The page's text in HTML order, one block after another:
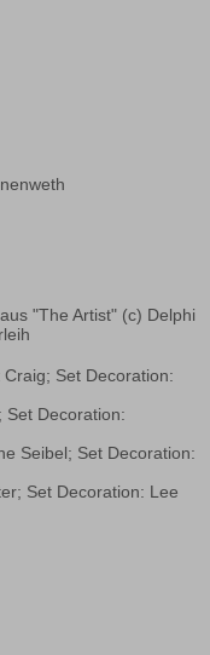
"The Artist" (c) Delphi
Set Decoration:
Set Decoration:
Seibel; Set Decoration:
Set Decoration: Lee